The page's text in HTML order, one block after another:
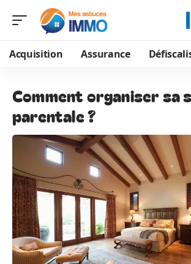
Acquisition Assurance
Comment organiser sa
parentale ?